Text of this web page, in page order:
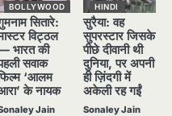
देखी है जिसने आज़ाद कोरिया
पर उतारा? — Viva
रिव्यू”
BOLLYWOOD
HINDI
NATIONAL
STAR
OLD FILMS
SUPER STAR
TOP
सितारे:
विट्ठल
भारत की
सवाक
‘आलम
के नायक
Jain
HINDI
NATIONAL
SUPER STAR
TOP
STORIES
सुरैया: वह
सुपरस्टार जिसके
पीछे दीवानी थी
दुनिया, पर अपनी
ही ज़िंदगी में
अकेली रह गईं
Sonaley Jain